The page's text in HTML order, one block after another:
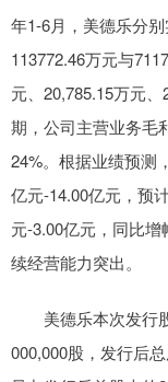
年1-6月，美德乐分别
113772.46万元与
元、20,785.15万元
期，公司主营业务毛
24%。根据业绩预测
亿元-14.00亿元，预
元-3.00亿元，同比
续经营能力突出。
美德乐本次发行股
000,000股，发行后